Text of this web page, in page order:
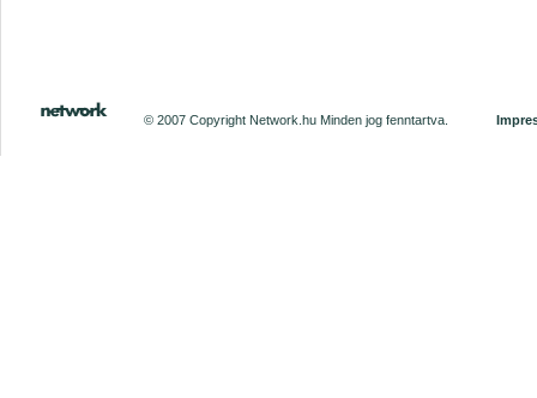
© 2007 Copyright Network.hu Minden jog fenntartva.